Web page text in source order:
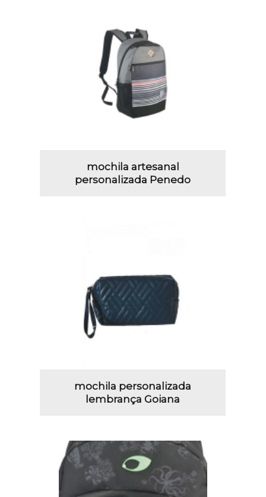
mochila artesanal
personalizada Penedo
mochila personalizada
lembrança Goiana